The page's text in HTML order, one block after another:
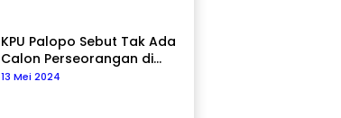
KPU Palopo Sebut Tak Ada
Calon Perseorangan di
Pilkada 2024
13 Mei 2024